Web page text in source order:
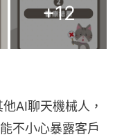
+12
AI聊天機械人，
不小心暴露客戶